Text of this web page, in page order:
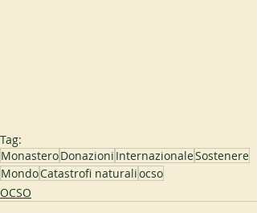
Tag:
MonasteroDonazioni InternazionaleSostenere
MondoCatastrofi naturaliocso
OCSO